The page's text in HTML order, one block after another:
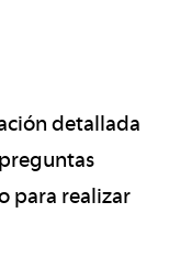
detallada
para realizar